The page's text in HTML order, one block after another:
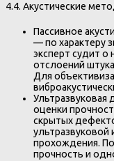
4.4. Акустические
Пассивное
— по характеру
эксперт судит о
отслоений
Для
оценки
скрытых
ультразвуковой
прохождения.
прочность и